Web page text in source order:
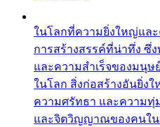
ในโลกที่ความยิ่งใหญ่แล
การสร้างสรรค์ที่น่าทึ่ง ซึ่
และความสำเร็จของมนุ
ในโลก สิ่งก่อสร้างอันยิ่งใ
ความศรัทธา และความทุ่
และจิตวิญญาณของคนใน